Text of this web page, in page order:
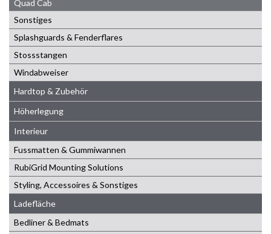
Quad Cab
Sonstiges
Splashguards & Fenderflares
Stossstangen
Windabweiser
Hardtop & Zubehör
Höherlegung
Interieur
Fussmatten & Gummiwannen
RubiGrid Mounting Solutions
Styling, Accessoires & Sonstiges
Ladefläche
Bedliner & Bedmats